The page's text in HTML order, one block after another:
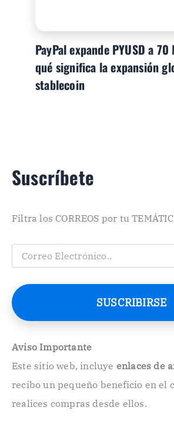
PayPal expande PYUSD a
qué significa la expansión
stablecoin
Suscríbete
Filtra los CORREOS por tu
C
e
o
e
t
ó
n
SUSCRIBIRSE
Aviso Importante
Este sitio web, incluye enlaces de
recibo un pequeño beneficio en el
realices compras desde ellos.